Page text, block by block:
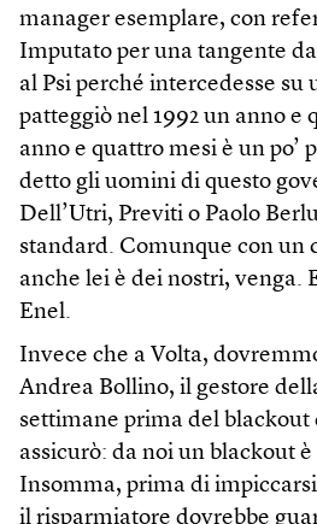
manager esemplare, con
Imputato per una tangente
al Psi perché intercedesse su
patteggiò nel 1992 un anno e
anno e quattro mesi è un po’
detto gli uomini di questo
Dell’Utri, Previti o Paolo
standard. Comunque con un
anche lei è dei nostri, venga.
Enel.
Invece che a Volta,
Andrea Bollino, il gestore
settimane prima del blackout
assicurò: da noi un blackout
Insomma, prima di
il risparmiatore dovrebbe